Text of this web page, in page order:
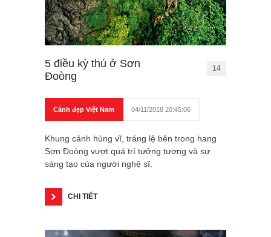
5 điều kỳ thú ở Sơn
Đoòng
14
Cảnh đẹp Việt Nam 04/11/2018 20:45:06
Khung cảnh hùng vĩ, tráng lệ bên trong hang
Sơn Đoòng vượt quá trí tưởng tượng và sự
sáng tạo của người nghệ sĩ.
CHI TIẾT